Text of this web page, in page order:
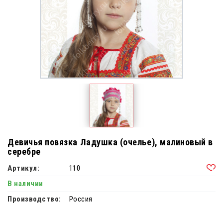
Девичья повязка Ладушка (очелье), малиновый в
серебре
Артикул:
110
В наличии
Производство:
Россия